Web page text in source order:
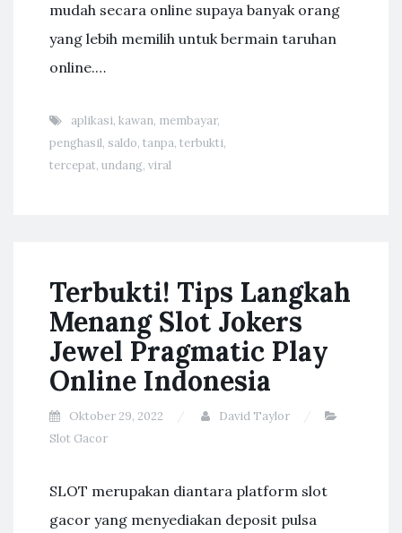
mudah secara online supaya banyak orang
yang lebih memilih untuk bermain taruhan
online.…
aplikasi, kawan, membayar,
penghasil, saldo, tanpa, terbukti,
tercepat, undang, viral
Terbukti! Tips Langkah
Menang Slot Jokers
Jewel Pragmatic Play
Online Indonesia
Oktober 29, 2022
David Taylor
Slot Gacor
SLOT merupakan diantara platform slot
gacor yang menyediakan deposit pulsa